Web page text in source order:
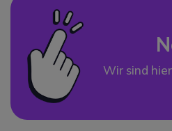
Wir sind